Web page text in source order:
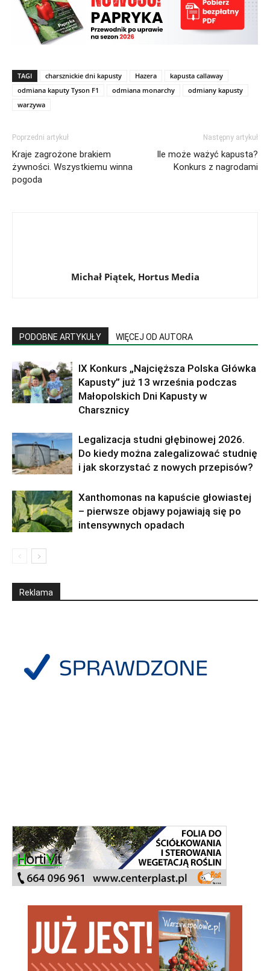
TAGI charsznickie dni kapusty Hazera
kapusta callaway
odmiana kaputy Tyson F1
odmiana monarchy
odmiany kapusty
warzywa
Poprzedni artykuł
Kraje zagrożone brakiem
żywności. Wszystkiemu winna
pogoda
Następny artykuł
Ile może ważyć kapusta?
Konkurs z nagrodami
Michał Piątek, Hortus Media
PODOBNE ARTYKUŁY WIĘCEJ OD AUTORA
IX Konkurs „Najcięższa Polska Główka
Kapusty” już 13 września podczas
Małopolskich Dni Kapusty w
Charsznicy
Legalizacja studni głębinowej 2026.
Do kiedy można zalegalizować studnię
i jak skorzystać z nowych przepisów?
Xanthomonas na kapuście głowiastej
– pierwsze objawy pojawiają się po
intensywnych opadach
Reklama